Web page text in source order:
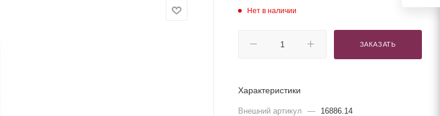
Нет в наличии
ЗАКАЗАТЬ
Характеристики
Внешний артикул —
16886.14